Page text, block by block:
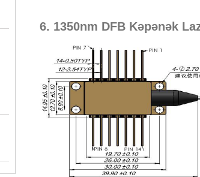
6. 1350nm DFB Kəpənək